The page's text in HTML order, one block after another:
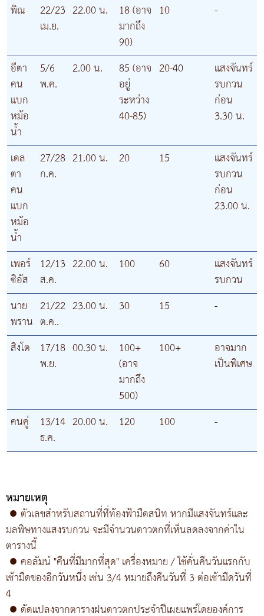
พิณ 22/23
เม.ย.
22.00 น. 18 (อาจ
มากถึง
90)
10 -
อีตา
คน
แบก
หม้อ
น้ำ
5/6
พ.ค.
2.00 น. 85 (อาจ
อยู่
ระหว่าง
40-85)
20-40 แสงจันทร์
รบกวน
ก่อน
3.30 น.
เดล
ตา
คน
แบก
หม้อ
น้ำ
27/28
ก.ค.
21.00 น. 20 15 แสงจันทร์
รบกวน
ก่อน
23.00 น.
เพอร์
ซิอัส
12/13
ส.ค.
22.00 น. 100 60 แสงจันทร์
รบกวน
นาย
พราน
21/22
ต.ค..
23.00 น. 30 15 -
สิงโต 17/18
พ.ย.
00.30 น. 100+
(อาจ
มากถึง
500)
100+ อาจมาก
เป็นพิเศษ
คนคู่ 13/14
ธ.ค.
20.00 น. 120 100 -
หมายเหตุ
● ตัวเลขสำหรับสถานที่ที่ท้องฟ้ามืดสนิท หากมีแสงจันทร์และ
มลพิษทางแสงรบกวน จะมีจำนวนดาวตกที่เห็นลดลงจากค่าใน
ตารางนี้
● คอลัมน์ "คืนที่มีมากที่สุด" เครื่องหมาย / ใช้คั่นคืนวันแรกกับ
เช้ามืดของอีกวันหนึ่ง เช่น 3/4 หมายถึงคืนวันที่ 3 ต่อเช้ามืดวันที่
4
● ดัดแปลงจากตารางฝนดาวตกประจำปีเผยแพร่โดยองค์การ